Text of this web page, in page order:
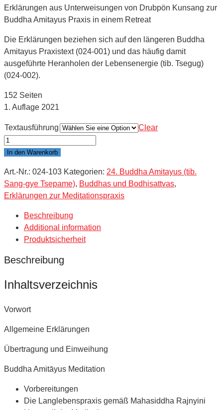
Erklärungen aus Unterweisungen von Drubpön Kunsang zur
Buddha Amitayus Praxis in einem Retreat
Die Erklärungen beziehen sich auf den längeren Buddha
Amitayus Praxistext (024-001) und das häufig damit
ausgeführte Heranholen der Lebensenergie (tib. Tsegug)
(024-002).
152 Seiten
1. Auflage 2021
Textausführung
Clear
ERKLÄRUNGEN:
Buddha
Meditation
-
Drubpön
Kunsang
quantity
In den Warenkorb
Art.-Nr.: 024-103 Kategorien: 24. Buddha Amitayus (tib.
Sang-gye Tsepame), Buddhas und Bodhisattvas,
Erklärungen zur Meditationspraxis
Beschreibung
Additional information
Produktsicherheit
Beschreibung
Inhaltsverzeichnis
Vorwort
Allgemeine Erklärungen
Übertragung und Einweihung
Buddha Amitāyus Meditation
Vorbereitungen
Die Langlebenspraxis gemäß Mahasiddha Rajnyini